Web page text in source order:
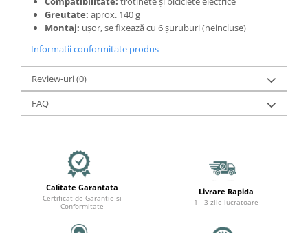
Suspensii & amortizoare
Rulmenți
Transmisii & lanțuri
Claxoane / sonerii (timbres)
Frâne
Discuri de frana
Cabluri de frână
Manete de frână
Consumabile & Unelte
Greutate: aprox. 140 g
Montaj: ușor, se fixează cu 6 șuruburi (neincluse)
Informatii conformitate produs
Review-uri(0)
FAQ
Calitate Garantata
Certificat de Garantie si
Conformitate
Livrare Rapida
1 - 3 zile lucratoare